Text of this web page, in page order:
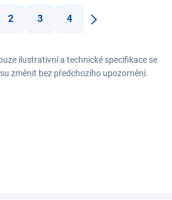
2 3
4
ilustrativní a technické specifikace se
změnit bez předchozího upozornění.